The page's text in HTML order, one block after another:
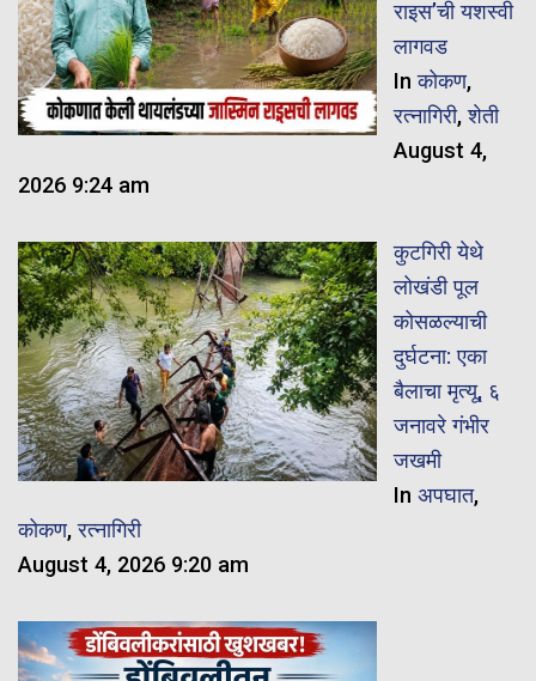
राइस’ची यशस्वी
लागवड
Inकोकण,
रत्नागिरी,शेती
August 4,
2026 9:24 am
कुटगिरी येथे
लोखंडी पूल
कोसळल्याची
दुर्घटना: एका
बैलाचा मृत्यू, ६
जनावरे गंभीर
जखमी
In अपघात,
कोकण,रत्नागिरी
August 4, 2026 9:20 am